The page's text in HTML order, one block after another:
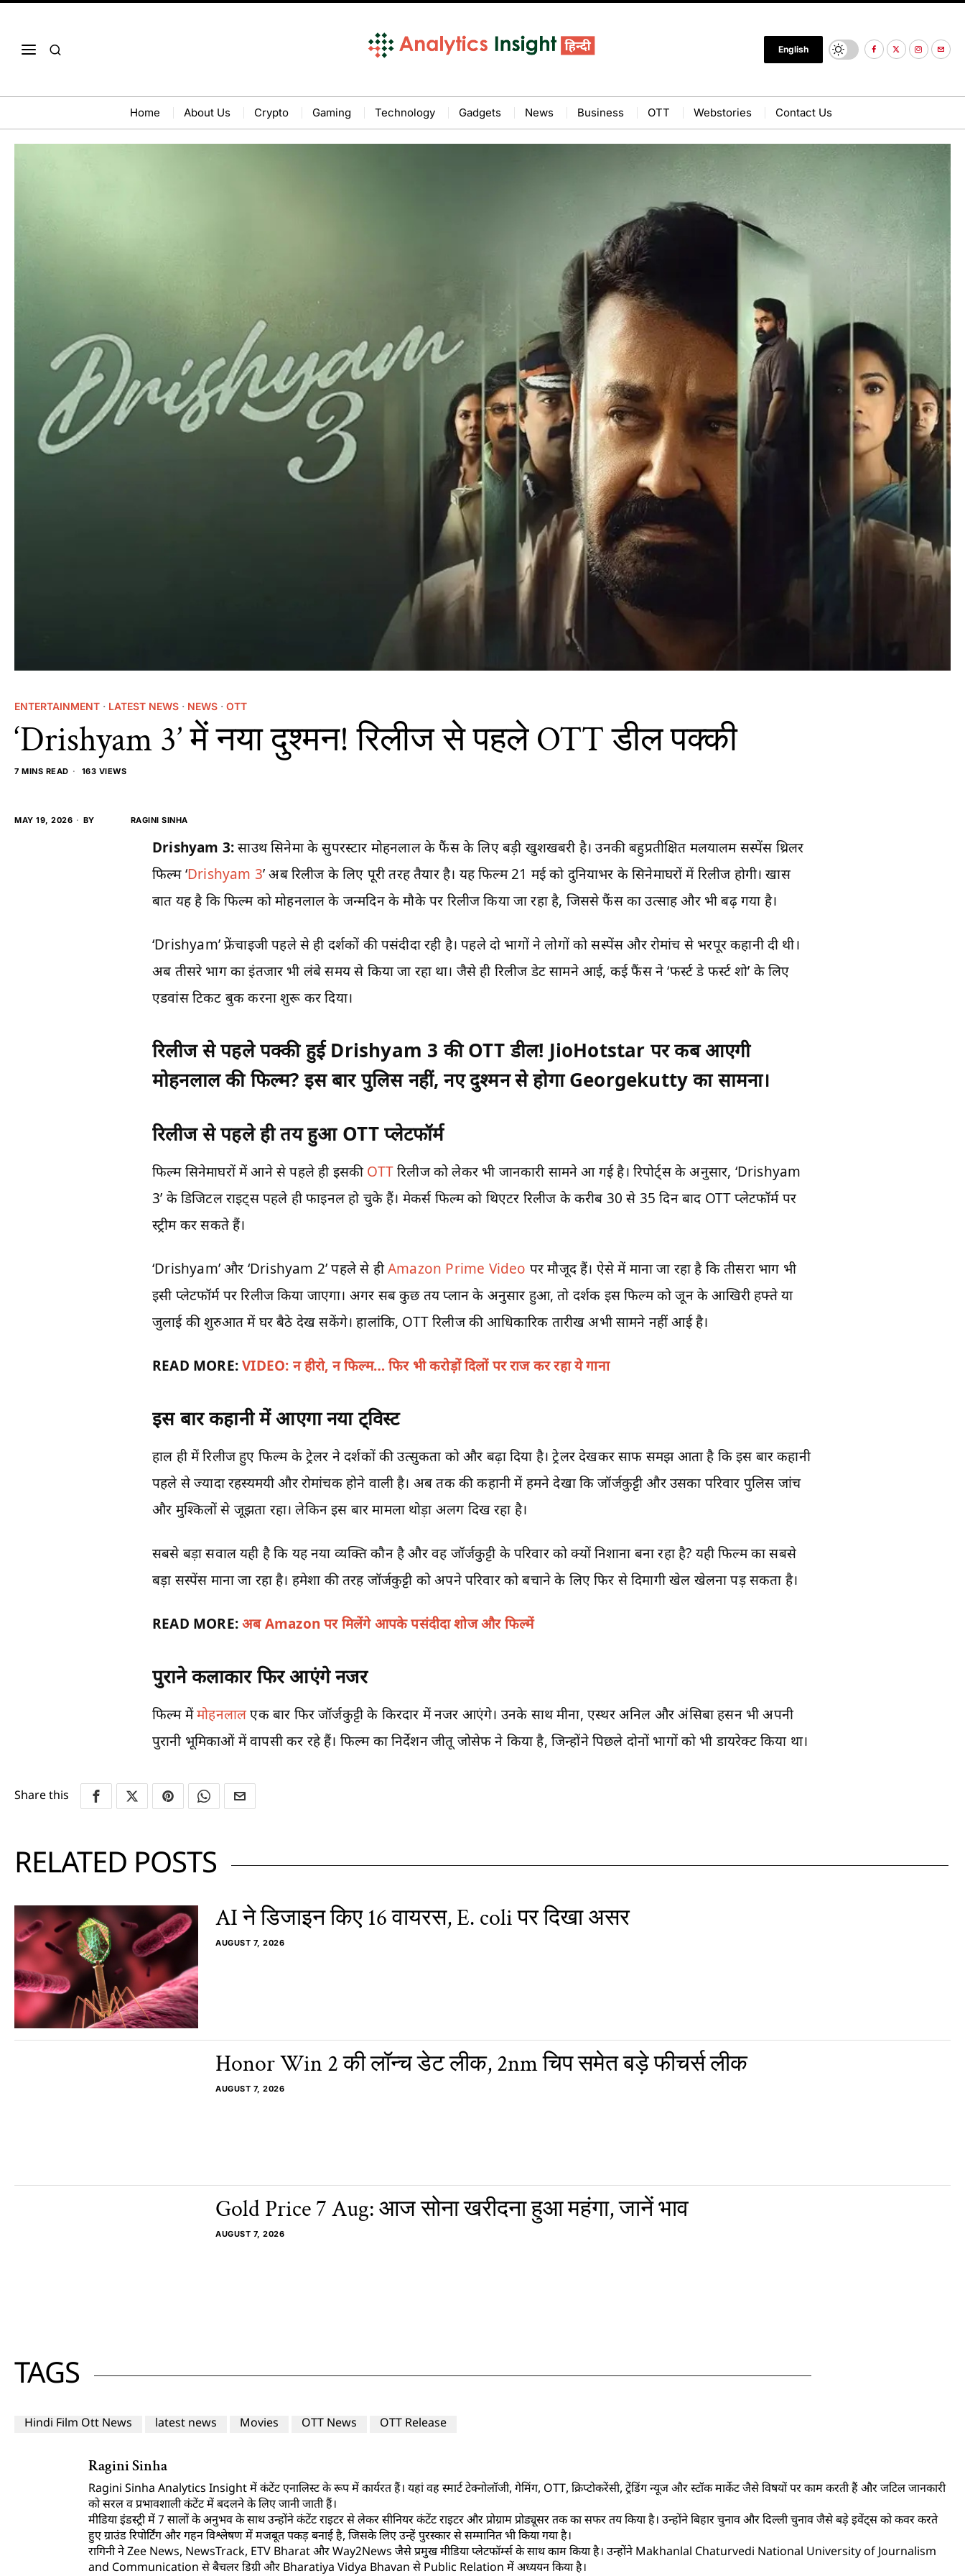
English
Home About Us Crypto Gaming Technology Gadgets News Business OTT Webstories Contact Us
ENTERTAINMENT · LATEST NEWS · NEWS · OTT
‘Drishyam 3’ में नया दुश्मन! रिलीज से पहले OTT डील पक्की
7 MINS READ 163 VIEWS
MAY 19, 2026 BY RAGINI SINHA
Drishyam 3:साउथ सिनेमा के सुपरस्टार मोहनलाल के फैंस के लिए बड़ी खुशखबरी है। उनकी बहुप्रतीक्षित मलयालम सस्पेंस थ्रिलर
फिल्म ‘Drishyam 3’ अब रिलीज के लिए पूरी तरह तैयार है। यह फिल्म 21 मई को दुनियाभर के सिनेमाघरों में रिलीज होगी। खास
बात यह है कि फिल्म को मोहनलाल के जन्मदिन के मौके पर रिलीज किया जा रहा है, जिससे फैंस का उत्साह और भी बढ़ गया है।
‘Drishyam’ फ्रेंचाइजी पहले से ही दर्शकों की पसंदीदा रही है। पहले दो भागों ने लोगों को सस्पेंस और रोमांच से भरपूर कहानी दी थी।
अब तीसरे भाग का इंतजार भी लंबे समय से किया जा रहा था। जैसे ही रिलीज डेट सामने आई, कई फैंस ने ‘फर्स्ट डे फर्स्ट शो’ के लिए
एडवांस टिकट बुक करना शुरू कर दिया।
रिलीज से पहले पक्की हुई Drishyam 3 की OTT डील! JioHotstar पर कब आएगी
मोहनलाल की फिल्म? इस बार पुलिस नहीं, नए दुश्मन से होगा Georgekutty का सामना।
रिलीज से पहले ही तय हुआ OTT प्लेटफॉर्म
फिल्म सिनेमाघरों में आने से पहले ही इसकीOTTरिलीज को लेकर भी जानकारी सामने आ गई है। रिपोर्ट्स के अनुसार, ‘Drishyam
3’ के डिजिटल राइट्स पहले ही फाइनल हो चुके हैं। मेकर्स फिल्म को थिएटर रिलीज के करीब 30 से 35 दिन बाद OTT प्लेटफॉर्म पर
स्ट्रीम कर सकते हैं।
‘Drishyam’ और ‘Drishyam 2’ पहले से हीAmazon Prime Video पर मौजूद हैं। ऐसे में माना जा रहा है कि तीसरा भाग भी
इसी प्लेटफॉर्म पर रिलीज किया जाएगा। अगर सब कुछ तय प्लान के अनुसार हुआ, तो दर्शक इस फिल्म को जून के आखिरी हफ्ते या
जुलाई की शुरुआत में घर बैठे देख सकेंगे। हालांकि, OTT रिलीज की आधिकारिक तारीख अभी सामने नहीं आई है।
READ MORE:VIDEO: न हीरो, न फिल्म… फिर भी करोड़ों दिलों पर राज कर रहा ये गाना
इस बार कहानी में आएगा नया ट्विस्ट
हाल ही में रिलीज हुए फिल्म के ट्रेलर ने दर्शकों की उत्सुकता को और बढ़ा दिया है। ट्रेलर देखकर साफ समझ आता है कि इस बार कहानी
पहले से ज्यादा रहस्यमयी और रोमांचक होने वाली है। अब तक की कहानी में हमने देखा कि जॉर्जकुट्टी और उसका परिवार पुलिस जांच
और मुश्किलों से जूझता रहा। लेकिन इस बार मामला थोड़ा अलग दिख रहा है।
सबसे बड़ा सवाल यही है कि यह नया व्यक्ति कौन है और वह जॉर्जकुट्टी के परिवार को क्यों निशाना बना रहा है? यही फिल्म का सबसे
बड़ा सस्पेंस माना जा रहा है। हमेशा की तरह जॉर्जकुट्टी को अपने परिवार को बचाने के लिए फिर से दिमागी खेल खेलना पड़ सकता है।
READ MORE:अब Amazon पर मिलेंगे आपके पसंदीदा शोज और फिल्में
पुराने कलाकार फिर आएंगे नजर
फिल्म मेंमोहनलालएक बार फिर जॉर्जकुट्टी के किरदार में नजर आएंगे। उनके साथ मीना, एस्थर अनिल और अंसिबा हसन भी अपनी
पुरानी भूमिकाओं में वापसी कर रहे हैं। फिल्म का निर्देशन जीतू जोसेफ ने किया है, जिन्होंने पिछले दोनों भागों को भी डायरेक्ट किया था।
Share this
RELATED POSTS
AI ने डिजाइन किए 16 वायरस, E. coli पर दिखा असर
AUGUST 7, 2026
Honor Win 2 की लॉन्च डेट लीक, 2nm चिप समेत बड़े फीचर्स लीक
AUGUST 7, 2026
Gold Price 7 Aug: आज सोना खरीदना हुआ महंगा, जानें भाव
AUGUST 7, 2026
TAGS
Hindi Film Ott News latest news Movies OTT News OTT Release
Ragini Sinha
Ragini Sinha Analytics Insight में कंटेंट एनालिस्ट के रूप में कार्यरत हैं। यहां वह स्मार्ट टेक्नोलॉजी, गेमिंग, OTT, क्रिप्टोकरेंसी, ट्रेंडिंग न्यूज और स्टॉक मार्केट जैसे विषयों पर काम करती हैं और जटिल जानकारी
को सरल व प्रभावशाली कंटेंट में बदलने के लिए जानी जाती हैं।
मीडिया इंडस्ट्री में 7 सालों के अनुभव के साथ उन्होंने कंटेंट राइटर से लेकर सीनियर कंटेंट राइटर और प्रोग्राम प्रोड्यूसर तक का सफर तय किया है। उन्होंने बिहार चुनाव और दिल्ली चुनाव जैसे बड़े इवेंट्स को कवर करते
हुए ग्राउंड रिपोर्टिंग और गहन विश्लेषण में मजबूत पकड़ बनाई है, जिसके लिए उन्हें पुरस्कार से सम्मानित भी किया गया है।
रागिनी ने Zee News, NewsTrack, ETV Bharat और Way2News जैसे प्रमुख मीडिया प्लेटफॉर्म्स के साथ काम किया है। उन्होंने Makhanlal Chaturvedi National University of Journalism
and Communication से बैचलर डिग्री और Bharatiya Vidya Bhavan से Public Relation में अध्ययन किया है।